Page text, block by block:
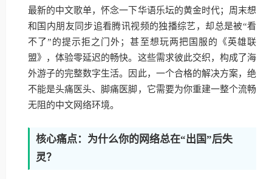
最新的中文歌单，怀念一下华语乐坛的黄金时代；周末想
和国内朋友同步追看腾讯视频的独播综艺，却总是被“看
不了”的提示拒之门外；甚至想玩两把国服的《英雄联
盟》，体验零延迟的畅快。这些需求彼此交织，构成了海
外游子的完整数字生活。因此，一个合格的解决方案，绝
不能是头痛医头、脚痛医脚，它需要为你重建一整个流畅
无阻的中文网络环境。
核心痛点：为什么你的网络总在“出国”后失
灵？